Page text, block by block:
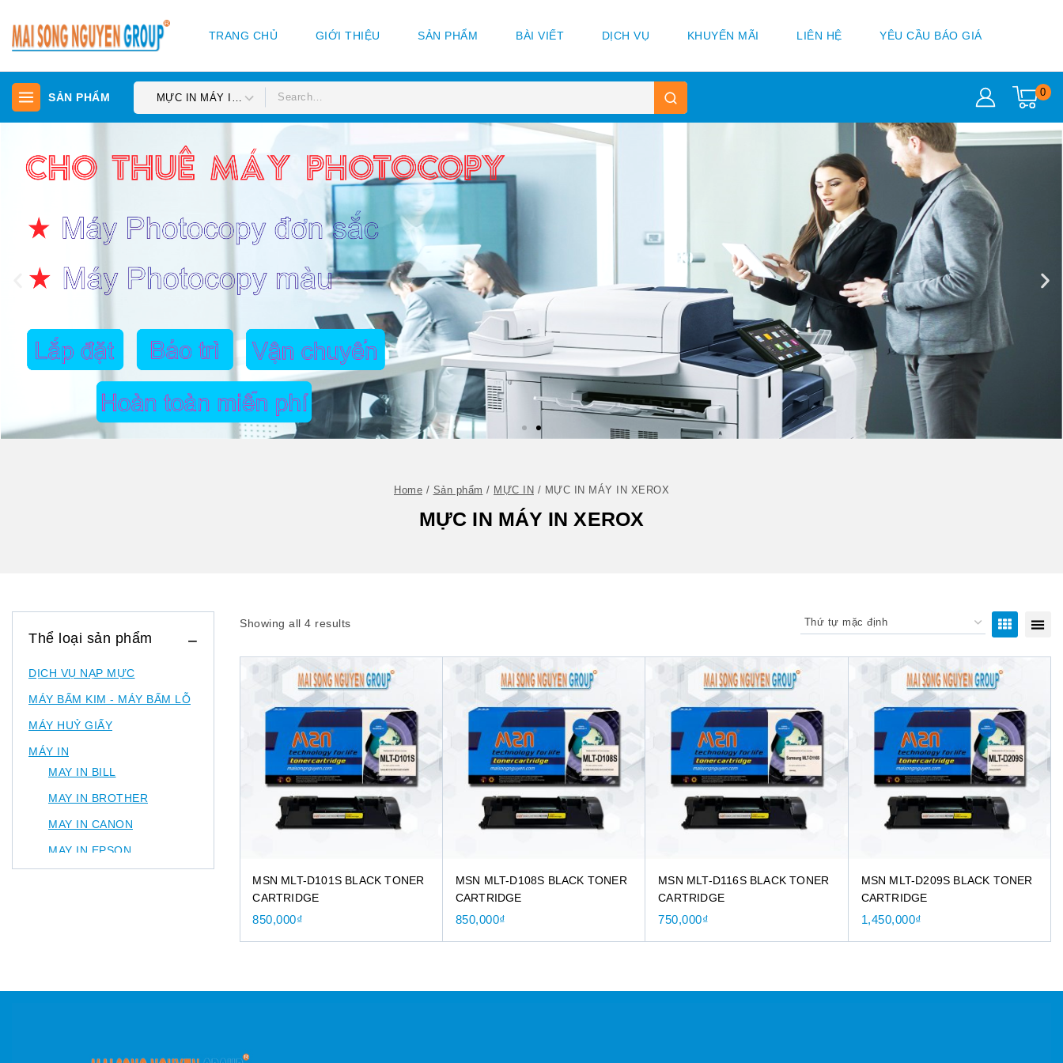
TRANG CHỦ GIỚI THIỆU SẢN PHẨM BÀI VIẾT DỊCH VỤ KHUYẾN MÃI LIÊN HỆ YÊU CẦU BÁO GIÁ
SẢN PHẨM 0
Home / Sản phẩm / MỰC IN / MỰC IN MÁY IN XEROX
MỰC IN MÁY IN XEROX
Showing all4 results
MSN MLT-D101S BLACK TONER
CARTRIDGE
850,000₫
MSN MLT-D108S BLACK TONER
CARTRIDGE
850,000₫
MSN MLT-D116S BLACK TONER
CARTRIDGE
750,000₫
MSN MLT-D209S BLACK TONER
CARTRIDGE
1,450,000₫
Thể loại sản phẩm
DỊCH VỤ NẠP MỰC
MÁY BẤM KIM - MÁY BẤM LỖ
MÁY HUỶ GIẤY
MÁY IN
MAY IN BILL
MAY IN BROTHER
MAY IN CANON
MAY IN EPSON